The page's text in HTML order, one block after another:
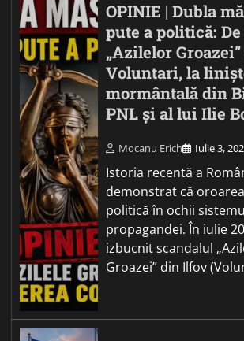
OPINIE | Dubla
pute a politică:
„Azilelor
Voluntari, la
mormântală din
PNL și al lui Ilie
Mocanu Erich Iulie 3,
Istoria recentă a
demonstrat că
politică în ochii
propagandei. În iulie
izbucnit scandalul
Groazei” din Ilfov